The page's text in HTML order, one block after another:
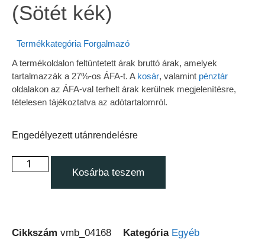
(Sötét kék)
Termékkategória Forgalmazó
A termékoldalon feltüntetett árak bruttó árak, amelyek
tartalmazzák a 27%-os ÁFA-t. A kosár, valamint pénztár
oldalakon az ÁFA-val terhelt árak kerülnek megjelenítésre,
tételesen tájékoztatva az adótartalomról.
Engedélyezett utánrendelésre
Kosárba teszem
Cikkszám vmb_04168 Kategória Egyéb